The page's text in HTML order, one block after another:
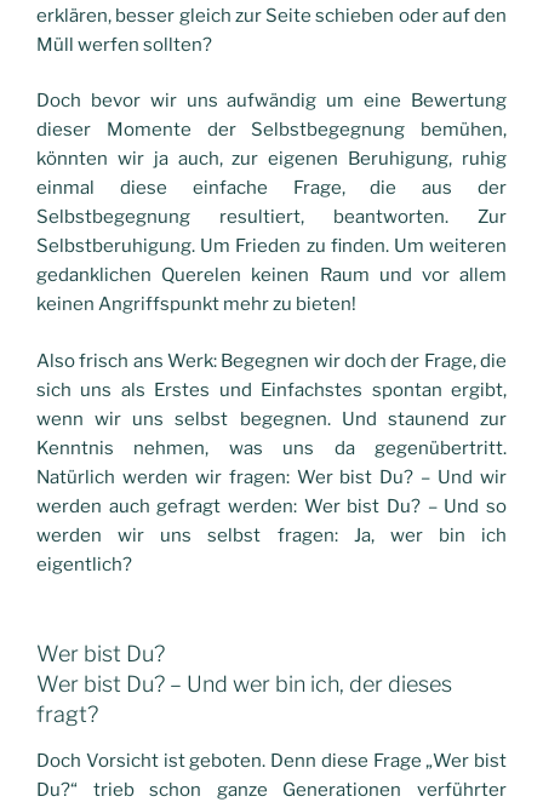
erklären, besser gleich zur Seite schieben oder auf den
Müll werfen sollten?
Doch bevor wir uns aufwändig um eine Bewertung
dieser Momente der Selbstbegegnung bemühen,
könnten wir ja auch, zur eigenen Beruhigung, ruhig
einmal diese einfache Frage, die aus der
Selbstbegegnung resultiert, beantworten. Zur
Selbstberuhigung. Um Frieden zu finden. Um weiteren
gedanklichen Querelen keinen Raum und vor allem
keinen Angriffspunkt mehr zu bieten!
Also frisch ans Werk: Begegnen wir doch der Frage, die
sich uns als Erstes und Einfachstes spontan ergibt,
wenn wir uns selbst begegnen. Und staunend zur
Kenntnis nehmen, was uns da gegenübertritt.
Natürlich werden wir fragen: Wer bist Du? – Und wir
werden auch gefragt werden: Wer bist Du? – Und so
werden wir uns selbst fragen: Ja, wer bin ich
eigentlich?
Wer bist Du?
Wer bist Du? – Und wer bin ich, der dieses
fragt?
Doch Vorsicht ist geboten. Denn diese Frage „Wer bist
Du?“ trieb schon ganze Generationen verführter